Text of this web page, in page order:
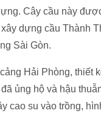
Cây cầu này
dựng cầu Thành
Sài Gòn.
Hải Phòng, thiết
ủng hộ và hậu
cao su vào trồng,